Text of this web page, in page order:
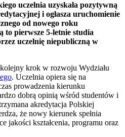
uczelnia uzyskała pozytywną
i ogłasza uruchomienie
od nowego roku
to pierwsze 5-letnie studia
uczelnię niepubliczną w
krok w rozwoju Wydziału
. Uczelnia opiera się na
prowadzenia kierunku
dobrą opinią wśród studentów i
akredytacja Polskiej
że nowy kierunek spełnia
jakości kształcenia, programu oraz